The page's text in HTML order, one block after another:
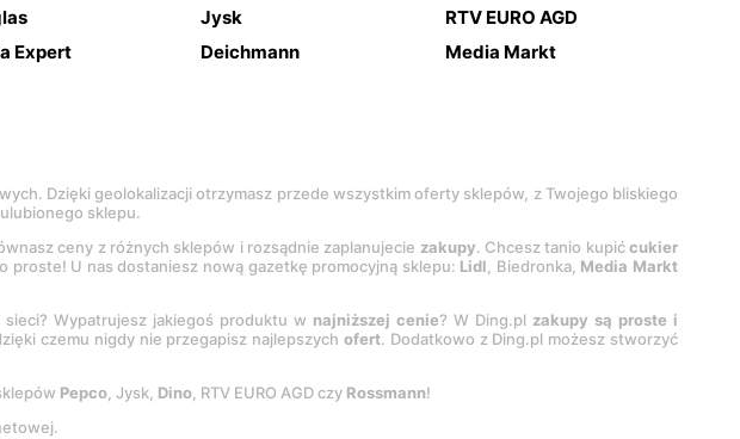
Jysk
RTV EURO AGD
Expert Deichmann Media Markt
Dzięki geolokalizacji otrzymasz przede wszystkim oferty sklepów, z Twojego bliskiego
sklepu.
ceny z różnych sklepów i rozsądnie zaplanujecie zakupy. Chcesz tanio kupićcukier
proste! U nas dostaniesz nową gazetkę promocyjną sklepu: Lidl, Biedronka, Media Markt
Wypatrujesz jakiegoś produktu w najniższej cenie? W Ding.pl zakupy są proste i
czemu nigdy nie przegapisz najlepszychofert. Dodatkowo z Ding.pl możesz stworzyć
Pepco, Jysk, Dino, RTV EURO AGD czy Rossmann!